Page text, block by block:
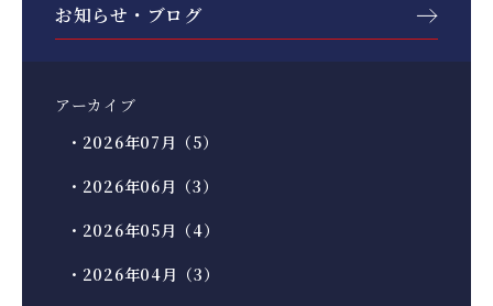
お知らせ・ブログ
アーカイブ
・2026年07月（5）
・2026年06月（3）
・2026年05月（4）
・2026年04月（3）